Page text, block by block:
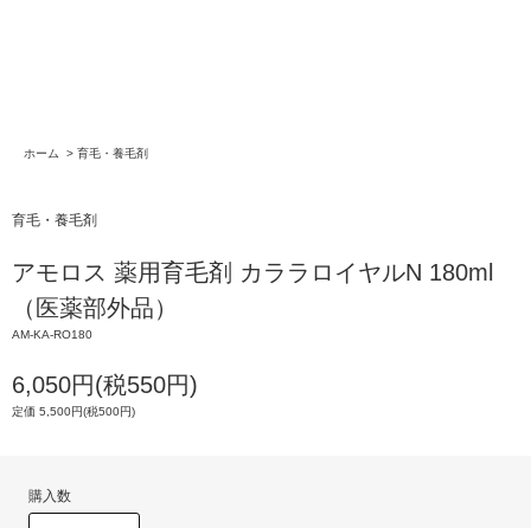
ホーム > 育毛・養毛剤
育毛・養毛剤
アモロス 薬用育毛剤 カララロイヤルN 180ml
（医薬部外品）
AM-KA-RO180
6,050円(税550円)
定価 5,500円(税500円)
購入数